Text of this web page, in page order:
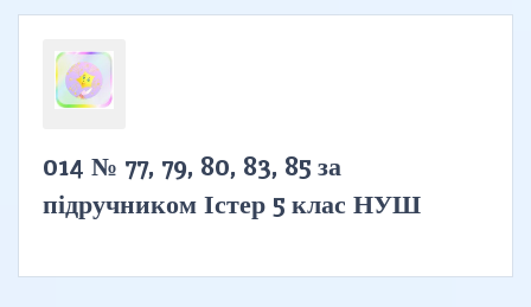
014 № 77, 79, 80, 83, 85 за
підручником Істер 5 клас НУШ